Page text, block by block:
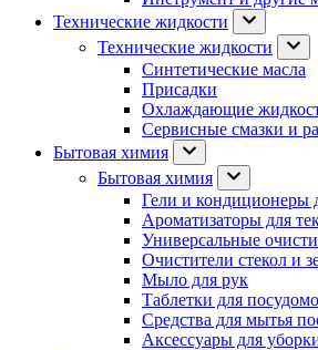
Технические жидкости
Технические жидкости
Синтетические масла
Присадки
Охлаждающие
Сервисные смазки и
Бытовая химия
Бытовая химия
Гели и кондиционеры
Ароматизаторы для
Универсальные
Очистители стекол и
Мыло для рук
Таблетки для
Средства для мытья
Аксессуары для